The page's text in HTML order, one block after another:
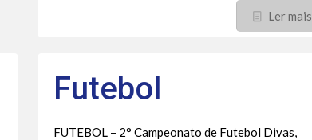
Ler mais
Futebol
FUTEBOL – 2° Campeonato de Futebol Divas,